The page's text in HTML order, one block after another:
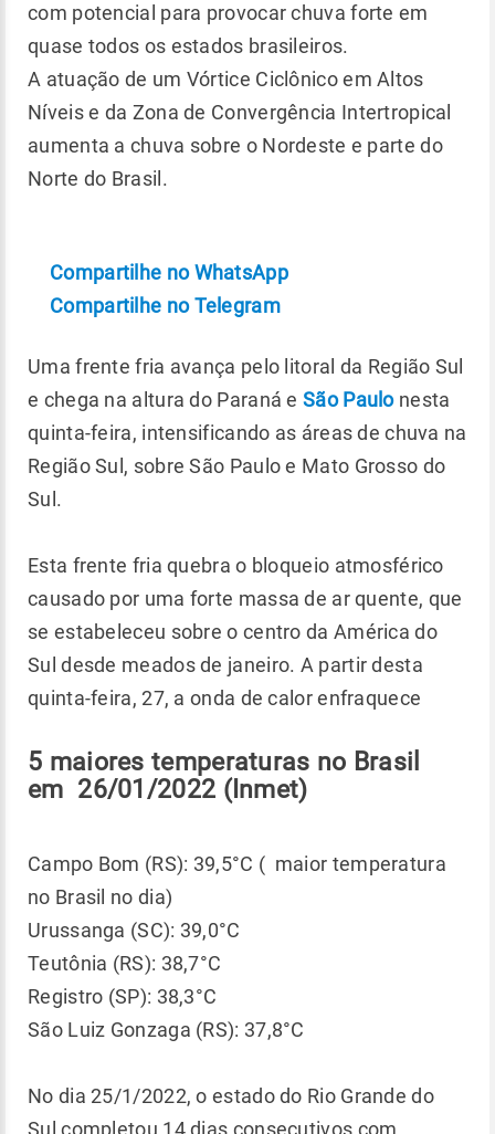
com potencial para provocar chuva forte em
quase todos os estados brasileiros.
A atuação de um Vórtice Ciclônico em Altos
Níveis e da Zona de Convergência Intertropical
aumenta a chuva sobre o Nordeste e parte do
Norte do Brasil.
Compartilhe no WhatsApp
Compartilhe no Telegram
Uma frente fria avança pelo litoral da Região Sul
e chega na altura do Paraná eSão Paulonesta
quinta-feira, intensificando as áreas de chuva na
Região Sul, sobre São Paulo e Mato Grosso do
Sul.
Esta frente fria quebra o bloqueio atmosférico
causado por uma forte massa de ar quente, que
se estabeleceu sobre o centro da América do
Sul desde meados de janeiro. A partir desta
quinta-feira, 27, a onda de calor enfraquece
5 maiores temperaturas no Brasil
em 26/01/2022 (Inmet)
Campo Bom (RS): 39,5°C ( maior temperatura
no Brasil no dia)
Urussanga (SC): 39,0°C
Teutônia (RS): 38,7°C
Registro (SP): 38,3°C
São Luiz Gonzaga (RS): 37,8°C
No dia 25/1/2022, o estado do Rio Grande do
Sul completou 14 dias consecutivos com